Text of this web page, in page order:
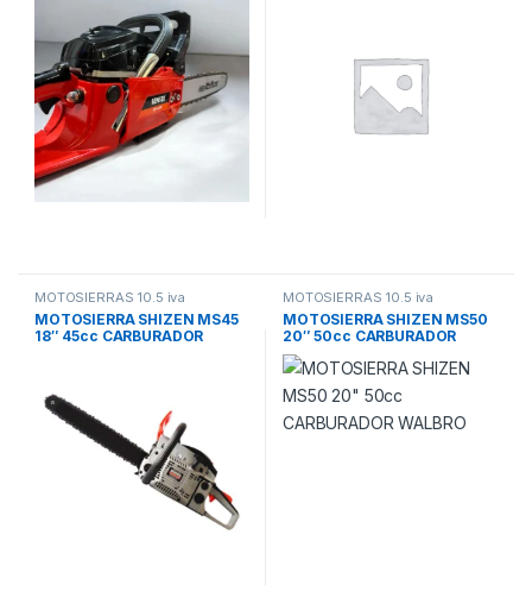
MOTOSIERRAS 10.5 iva
MOTOSIERRA SHIZEN MS45
18″ 45cc CARBURADOR
MOTOSIERRAS 10.5 iva
MOTOSIERRA SHIZEN MS50
20″ 50cc CARBURADOR
WALBRO